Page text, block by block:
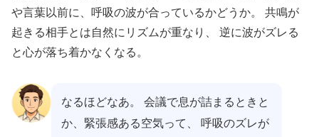
や言葉以前に、呼吸の波が合っているかどうか。 共鳴が
起きる相手とは自然にリズムが重なり、 逆に波がズレる
と心が落ち着かなくなる。
なるほどなあ。 会議で息が詰まるときと
か、緊張感ある空気って、 呼吸のズレが